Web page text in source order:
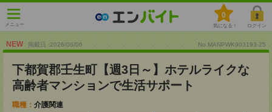
メニュー
0
気になる！ ログイン
NEW 掲載日 :2026/08/06 No.MANPWK903193-25
下都賀郡壬生町【週3日～】ホテルライクな
高齢者マンションで生活サポート
職種： 介護関連